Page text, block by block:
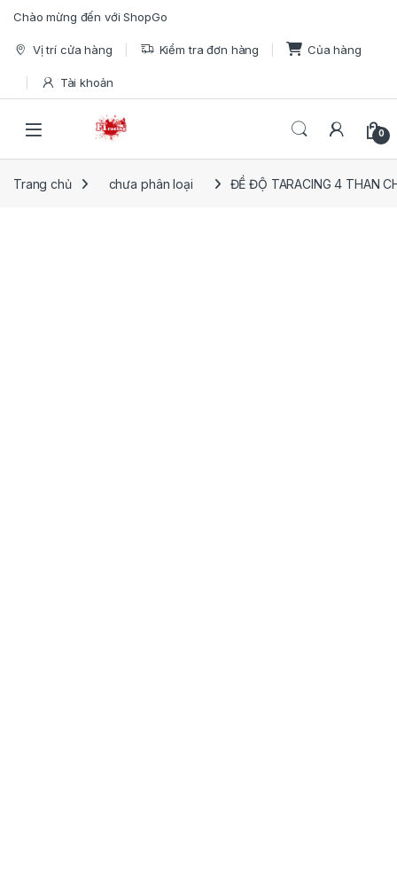
Skip to navigation
Skip to content
Chào mừng đến với ShopGo
Vị trí cửa hàng Kiểm tra đơn hàng Của hàng
Tài khoản
Open 0
Trang chủ chưa phân loại ĐỀ ĐỘ TARACING 4 THAN